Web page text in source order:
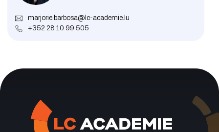
marjorie.barbosa@lc-academie.lu
+352 28 10 99 505